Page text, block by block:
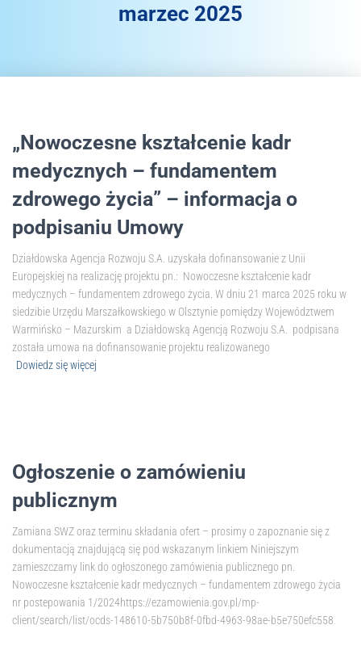
marzec 2025
„Nowoczesne kształcenie kadr
medycznych – fundamentem
zdrowego życia” – informacja o
podpisaniu Umowy
Działdowska Agencja Rozwoju S.A. uzyskała dofinansowanie z Unii
Europejskiej na realizację projektu pn.: Nowoczesne kształcenie kadr
medycznych – fundamentem zdrowego życia. W dniu 21 marca 2025 roku w
siedzibie Urzędu Marszałkowskiego w Olsztynie pomiędzy Województwem
Warmińsko – Mazurskim a Działdowską Agencją Rozwoju S.A. podpisana
została umowa na dofinansowanie projektu realizowanego
Dowiedz się więcej
Ogłoszenie o zamówieniu
publicznym
Zamiana SWZ oraz terminu składania ofert – prosimy o zapoznanie się z
dokumentacją znajdującą się pod wskazanym linkiem Niniejszym
zamieszczamy link do ogłoszonego zamówienia publicznego pn.
Nowoczesne kształcenie kadr medycznych – fundamentem zdrowego życia
nr postepowania 1/2024https://ezamowienia.gov.pl/mp-
client/search/list/ocds-148610-5b750b8f-0fbd-4963-98ae-b5e750efc558